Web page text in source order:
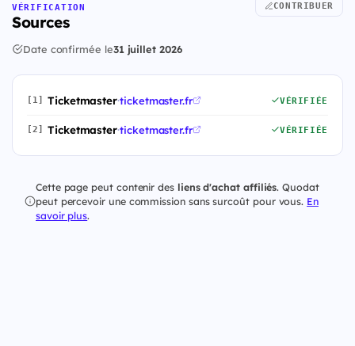
VÉRIFICATION
Sources
CONTRIBUER
Date confirmée le31 juillet 2026
[1] Ticketmaster·ticketmaster.fr VÉRIFIÉE
[2] Ticketmaster·ticketmaster.fr VÉRIFIÉE
Cette page peut contenir des liens d'achat affiliés. Quodat
peut percevoir une commission sans surcoût pour vous. En
savoir plus.